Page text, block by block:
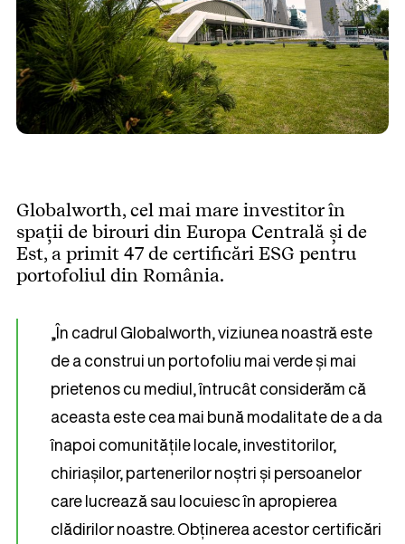
Globalworth, cel mai mare investitor în
spații de birouri din Europa Centrală și de
Est, a primit 47 de certificări ESG pentru
portofoliul din România.
„În cadrul Globalworth, viziunea noastră este
de a construi un portofoliu mai verde și mai
prietenos cu mediul, întrucât considerăm că
aceasta este cea mai bună modalitate de a da
înapoi comunitățile locale, investitorilor,
chiriașilor, partenerilor noștri și persoanelor
care lucrează sau locuiesc în apropierea
clădirilor noastre. Obținerea acestor certificări